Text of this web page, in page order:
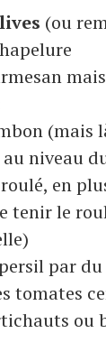
(ou
mais
(mais
niveau
en
tenir le
par
tomates
ou